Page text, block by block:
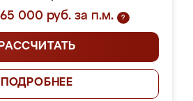
000 руб. за п.м.
?
РАССЧИТАТЬ
ПОДРОБНЕЕ